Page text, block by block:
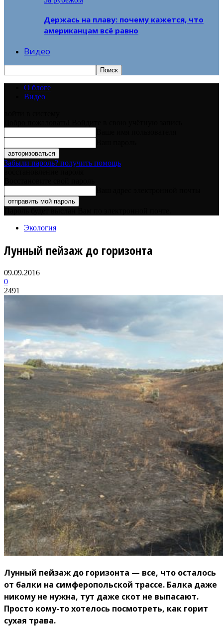
Держась на плаву: почему кажется, что
американцам всё равно
Видео
О блоге
Видео
Забыли пароль? получить помощь
Экология
Лунный пейзаж до горизонта
09.09.2016
0
2491
Лунный пейзаж до горизонта — все, что осталось
от балки на симферопольской трассе. Балка даже
никому не нужна, тут даже скот не выпасают.
Просто кому-то хотелось посмотреть, как горит
сухая трава.